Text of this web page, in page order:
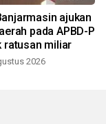
ajukan
pada APBD-P
ratusan miliar
2026